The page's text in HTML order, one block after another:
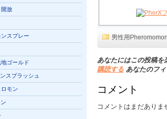
男性用
あなたにはこの投稿
購読する あなたのフ
コメント
コメントはまだありま
開放
スプレー
ゴールド
スプラッシュ
モン